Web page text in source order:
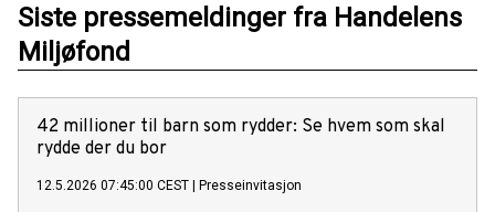
Siste pressemeldinger fra Handelens
Miljøfond
42 millioner til barn som rydder: Se hvem som skal
rydde der du bor
12.5.2026 07:45:00 CEST | Presseinvitasjon